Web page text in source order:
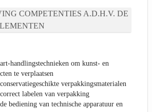
COMPETENTIES A.D.H.V. DE
handlingstechnieken om kunst- en
te verplaatsen
verpakkingsmaterialen
labelen van verpakking
bediening van technische apparatuur en